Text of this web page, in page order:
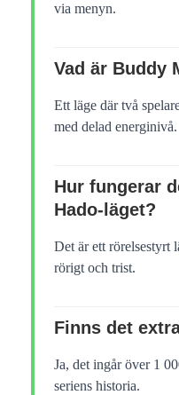
via menyn.
Vad är Buddy
Ett läge där två
med delad energinivå.
Hur fungerar
Hado-läget?
Det är ett rörelsestyrt
rörigt och trist.
Finns det
Ja, det ingår över 1
seriens historia.